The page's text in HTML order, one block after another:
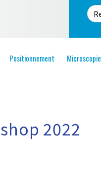
Positionnement Microscopie
2022